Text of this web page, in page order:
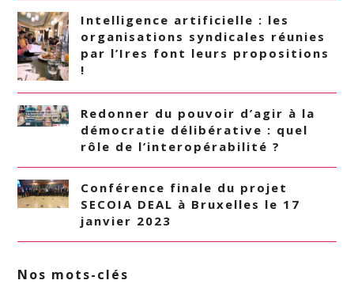
Intelligence artificielle : les
organisations syndicales réunies
par l’Ires font leurs propositions
!
Redonner du pouvoir d’agir à la
démocratie délibérative : quel
rôle de l’interopérabilité ?
Conférence finale du projet
SECOIA DEAL à Bruxelles le 17
janvier 2023
Nos mots-clés